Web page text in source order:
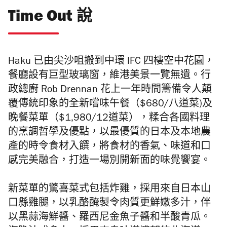
Time Out 說
Haku 已由尖沙咀搬到中環 IFC 四樓空中花園，
餐廳設有巨型玻璃窗，維港美景一覽無遺。 行
政總廚 Rob Drennan 花上一年時間籌備令人顛
覆傳統印象的全新嚐味午餐（$680/八道菜)及
晚餐菜單（$1,980/12道菜），糅合各國料理
的烹調哲學及優點，以最優質的日本及本地農
產的時令食材入饌，將食材的香氣、味道和口
感完美融合，打造一場別開新面的味覺饗宴。
新菜單的驚喜菜式包括炸雞，採用來自日本山
口縣雞腿，以乳酪醃製令肉質更鮮嫩多汁，伴
以黑蒜海鮮醬、羅西尼金魚子醬和半酸青瓜。